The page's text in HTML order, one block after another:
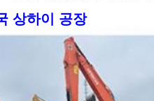
상하이 공장